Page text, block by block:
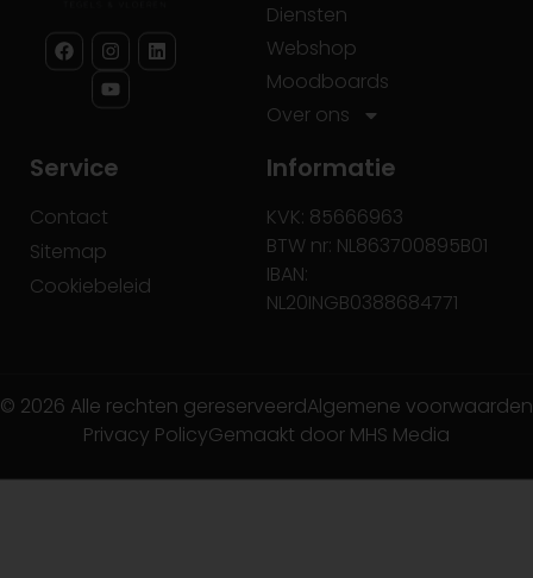
Diensten
Webshop
Moodboards
Over ons
Service
Contact
Sitemap
Cookiebeleid
Informatie
KVK: 85666963
BTW nr: NL863700895B01
IBAN:
NL20INGB0388684771
© 2026 Alle rechten gereserveerdAlgemene voorwaarden
Privacy PolicyGemaakt door MHS Media